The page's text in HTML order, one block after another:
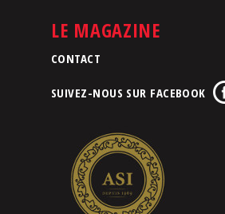
LE MAGAZINE
CONTACT
SUIVEZ-NOUS SUR FACEBOOK